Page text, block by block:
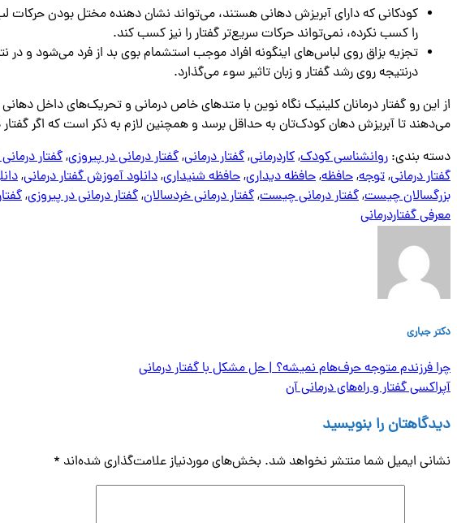
کودکانی که دارای آبریزش دهانی هستند، می‌تواند نشان دهنده مختل بودن حرکات
را کسب نکرده، نمی‌تواند حرکات سریع‌تر گفتار را نیز کسب کند.
تجزیه بزاق روی لباس‌های اینگونه افراد موجب استشمام بوی بد از فرد می‌شود و
درنتیجه روی رشد گفتار و زبان تاثیر سوء می‌گذارد.
از این رو گفتار درمانان کلینیک نگاه نوین با متدهای خاص درمانی و تحریک‌های داخل
می‌دهند تا آبریزش دهان کودک‌تان به حداقل برسد و همچنین لازم به ذکر است که اگر
دسته بندی: روانشناسی کودک,کاردرمانی,گفتار درمانی,گفتار درمانی در پیروزی,گفتار
گفتار درمانی,توجه,حافظه,حافظه دیداری,حافظه شنیداری,دانلود آموزش گفتار درمانی,
بزرگسالان چیست,گفتار درمانی چیست,گفتار درمانی خردسالان,گفتار درمانی در پیروزی,
معرفی گفتاردرمانی
دکتر جباری
چرا فرزندم متوجه حرف‌هام نمیشه؟ | حل مشکل با گفتار درمانی
آپراکسی گفتار و راه‌های درمانی آن
دیدگاهتان را بنویسید
نشانی ایمیل شما منتشر نخواهد شد. بخش‌های موردنیاز علامت‌گذاری شده‌اند *